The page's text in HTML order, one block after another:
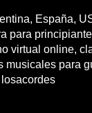
España,
para
virtual online,
musicales para